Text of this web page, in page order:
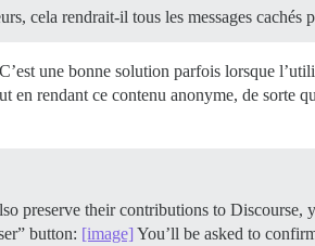
cela rendrait-il tous les messages cachés
une bonne solution parfois lorsque
rendant ce contenu anonyme, de sorte
preserve their contributions to Discourse,
button: [image] You’ll be asked to